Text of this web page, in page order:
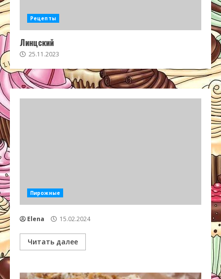
Рецепты
Линцский
25.11.2023
Пирожные
Elena 15.02.2024
Читать далее